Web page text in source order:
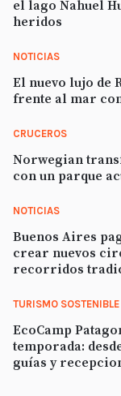
el lago Nahuel
heridos
NOTICIAS
El nuevo lujo de
frente al mar
CRUCEROS
Norwegian
con un parque
NOTICIAS
Buenos Aires
crear nuevos
recorridos
TURISMO SOSTENIBLE
EcoCamp
temporada:
guías y